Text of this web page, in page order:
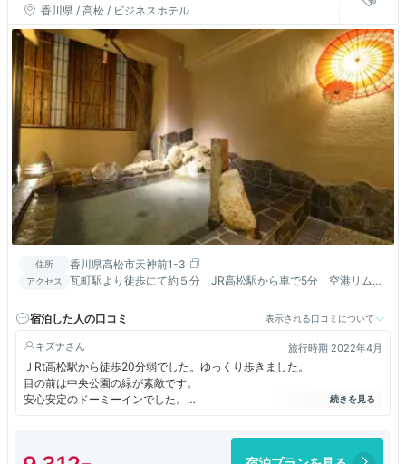
前 香川県 / 高松 / ビジネスホテル
住所 香川県高松市天神前1-3
アクセス
瓦町駅より徒歩にて約５分 JR高松駅から車で5分 空港リムジ
宿泊した人の口コミ
表示される口コミについて
キズナ 旅行時期 2022年4月
ＪRt高松駅から徒歩20分弱でした。ゆっくり歩きました。
目の前は中央公園の緑が素敵です。
安心安定のドーミーインでした。
屋上の露天風呂がとても気持ちがよく、温まることができました。朝食も